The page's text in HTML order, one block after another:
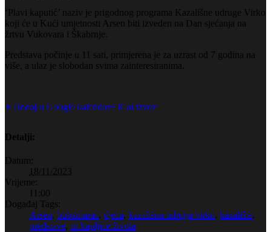
‘Plavi kaputić’ naziv je prigodnog programa Kazališne udruge Virko
koji će u Kući umjetnosti Arsen biti izveden na Dan sjećanja na
žrtvu Vukovara i Škabrnje.
Predstava počinje u 11 sati, primjerena je za uzrast od 7 godina na
više, a ulaz je slobodan svima zainteresiranima.
+ Dodaj u Google kalendar+ iCal izvoz
Detalji:
Datum:
18/11/2023
Vrijeme:
11:00
Događaj Tags:
Arsen, bubamarac, djeca, kazališna udruga virko, kazalište,
predstave, tri kapljice života